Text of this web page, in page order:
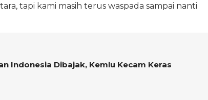
tapi kami masih terus waspada sampai nanti
Indonesia Dibajak, Kemlu Kecam Keras